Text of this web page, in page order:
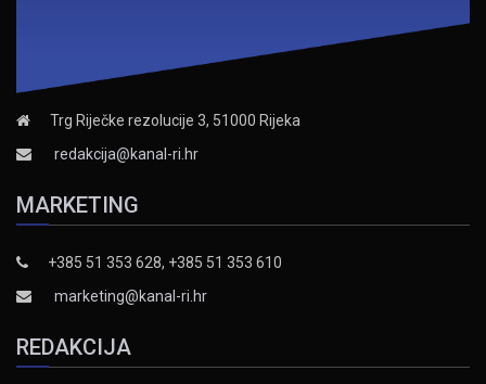
Trg Riječke rezolucije 3, 51000 Rijeka
redakcija@kanal-ri.hr
MARKETING
+385 51 353 628, +385 51 353 610
marketing@kanal-ri.hr
REDAKCIJA